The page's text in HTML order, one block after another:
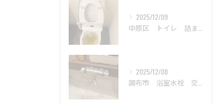
2025/12/09
2025/12/08